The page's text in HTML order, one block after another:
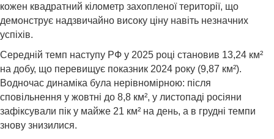
кожен квадратний кілометр захопленої території, що
демонструє надзвичайно високу ціну навіть незначних
успіхів.
Середній темп наступу РФ у 2025 році становив 13,24 км²
на добу, що перевищує показник 2024 року (9,87 км²).
Водночас динаміка була нерівномірною: після
сповільнення у жовтні до 8,8 км², у листопаді росіяни
зафіксували пік у майже 21 км² на день, а в грудні темпи
знову знизилися.